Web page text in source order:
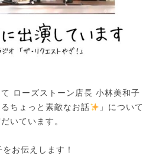
ローズストーン店長 小林美和子
ちょっと素敵なお話
」について
いています。
お伝えします！